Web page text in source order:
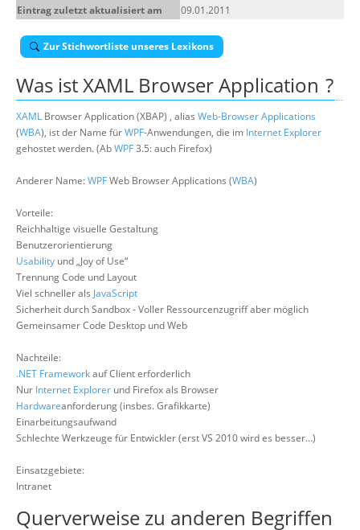
Eintrag zuletzt aktualisiert am
09.01.2011
Zur Stichwortliste unseres Lexikons
Was istXAML Browser Application ?
XAML Browser Application (XBAP) , alias Web-Browser Applications
(WBA), ist der Name fürWPF-Anwendungen, die im Internet Explorer
gehostet werden. (AbWPF3.5: auch Firefox)
Anderer Name:WPFWeb Browser Applications (WBA)
Vorteile:
Reichhaltige visuelle Gestaltung
Benutzerorientierung
Usability und „Joy of Use“
Trennung Code und Layout
Viel schneller als JavaScript
Sicherheit durch Sandbox - Voller Ressourcenzugriff aber möglich
Gemeinsamer Code Desktop und Web
Nachteile:
.NET Frameworkauf Client erforderlich
Nur Internet Explorer und Firefox als Browser
Hardwareanforderung (insbes. Grafikkarte)
Einarbeitungsaufwand
Schlechte Werkzeuge für Entwickler (erst VS 2010 wird es besser…)
Einsatzgebiete:
Intranet
Querverweise zu anderen Begriffen